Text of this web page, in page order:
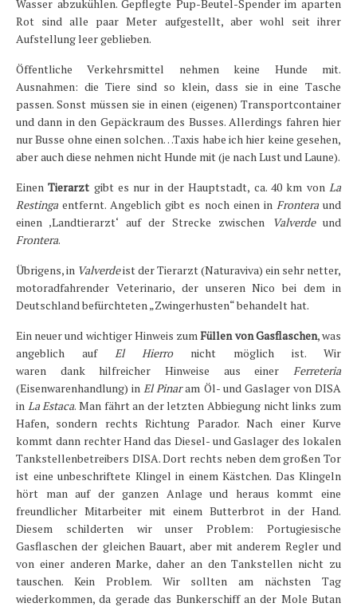
Wasser abzukühlen. Gepflegte Pup-Beutel-Spender im aparten
Rot sind alle paar Meter aufgestellt, aber wohl seit ihrer
Aufstellung leer geblieben.
Öffentliche Verkehrsmittel nehmen keine Hunde mit.
Ausnahmen: die Tiere sind so klein, dass sie in eine Tasche
passen. Sonst müssen sie in einen (eigenen) Transportcontainer
und dann in den Gepäckraum des Busses. Allerdings fahren hier
nur Busse ohne einen solchen…Taxis habe ich hier keine gesehen,
aber auch diese nehmen nicht Hunde mit (je nach Lust und Laune).
EinenTierarzt gibt es nur in der Hauptstadt, ca. 40 km vonLa
Restingaentfernt. Angeblich gibt es noch einen in Fronteraund
einen ‚Landtierarzt‘ auf der Strecke zwischen
Valverdeund
Frontera.
Übrigens, in Valverdeist der Tierarzt (Naturaviva) ein sehr netter,
motoradfahrender Veterinario, der unseren Nico bei dem in
Deutschland befürchteten „Zwingerhusten“ behandelt hat.
Ein neuer und wichtiger Hinweis zumFüllen von Gasflaschen, was
angeblich auf El Hierronicht möglich ist. Wir
waren dank hilfreicher Hinweise aus einer Ferreteria
(Eisenwarenhandlung) inEl Pinaram Öl- und Gaslager von DISA
in La Estaca. Man fährt an der letzten Abbiegung nicht links zum
Hafen, sondern rechts Richtung Parador. Nach einer Kurve
kommt dann rechter Hand das Diesel- und Gaslager des lokalen
Tankstellenbetreibers DISA. Dort rechts neben dem großen Tor
ist eine unbeschriftete Klingel in einem Kästchen. Das Klingeln
hört man auf der ganzen Anlage und heraus kommt eine
freundlicher Mitarbeiter mit einem Butterbrot in der Hand.
Diesem schilderten wir unser Problem: Portugiesische
Gasflaschen der gleichen Bauart, aber mit anderem Regler und
von einer anderen Marke, daher an den Tankstellen nicht zu
tauschen. Kein Problem. Wir sollten am nächsten Tag
wiederkommen, da gerade das Bunkerschiff an der Mole Butan